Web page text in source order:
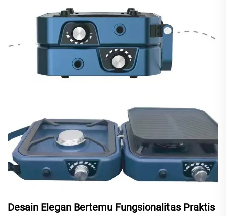
Desain Elegan Bertemu Fungsionalitas Praktis